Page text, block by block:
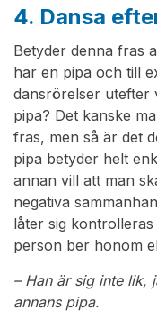
4. Dansa
Betyder denna fras
har en pipa och till
dansrörelser utefter
pipa? Det kanske
fras, men så är det
pipa betyder helt
annan vill att man
negativa
låter sig
person ber honom
– Han är sig inte lik,
annans pipa.